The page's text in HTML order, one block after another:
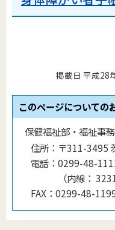
掲載日 平成28
このページについての
保健福祉部・福祉事
住所： 〒311-3495
電話： 0299-48-
（内線 ：
FAX： 0299-48-